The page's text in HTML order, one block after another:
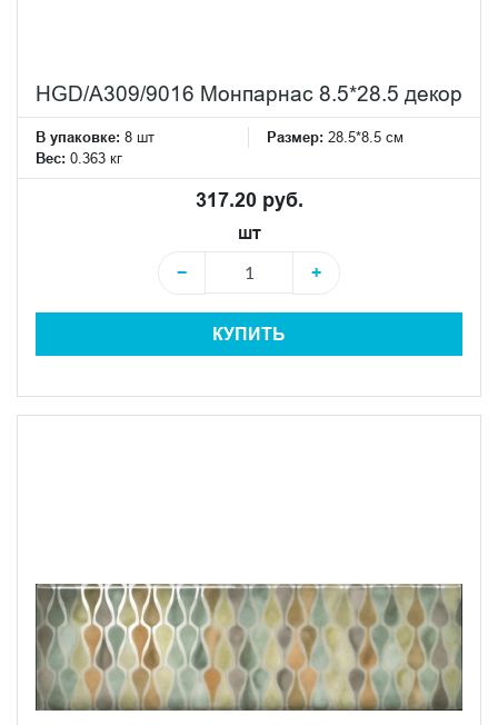
HGD/A309/9016 Монпарнас 8.5*28.5 декор
В упаковке: 8 шт Размер: 28.5*8.5 см
Вес: 0.363 кг
317.20 руб.
шт
−
+
КУПИТЬ